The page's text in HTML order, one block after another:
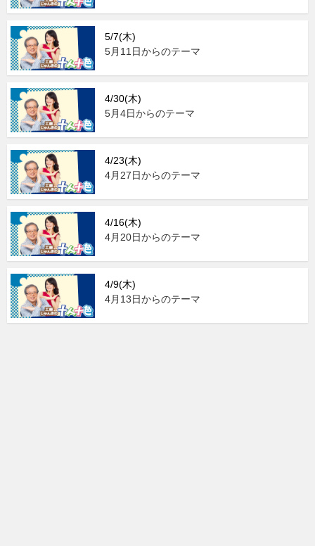
5/7(木)
5月11日からのテーマ
4/30(木)
5月4日からのテーマ
4/23(木)
4月27日からのテーマ
4/16(木)
4月20日からのテーマ
4/9(木)
4月13日からのテーマ